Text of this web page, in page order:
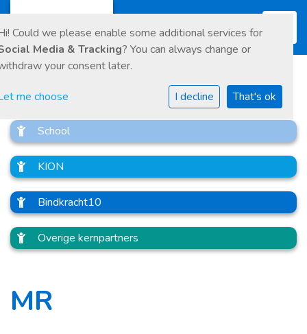
School
KION
Bindkracht10
Overige kernpartners
MR
Could we please enable some additional services for
Media & Tracking? You can always change or
your consent later.
me choose I decline That's ok